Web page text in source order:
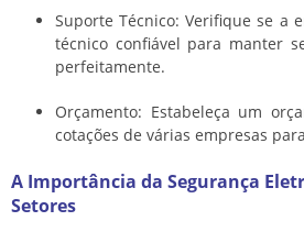
Suporte Técnico: Verifique se a
técnico confiável para manter
perfeitamente.
Orçamento: Estabeleça um
cotações de várias empresas
A Importância da Segurança
Setores